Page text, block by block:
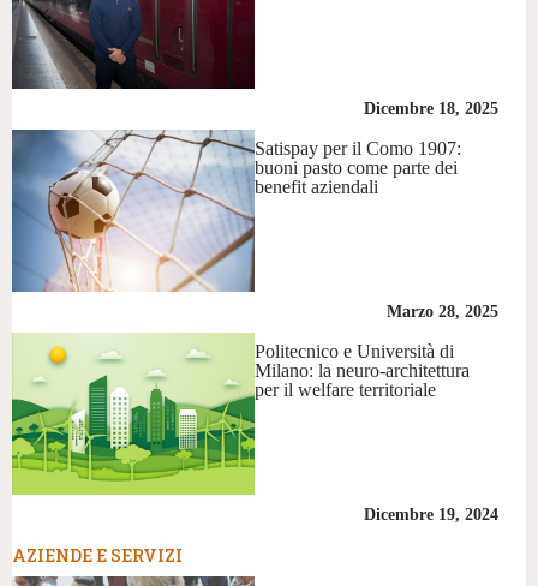
Dicembre 18, 2025
Satispay per il Como 1907:
buoni pasto come parte dei
benefit aziendali
Marzo 28, 2025
Politecnico e Università di
Milano: la neuro-architettura
per il welfare territoriale
Dicembre 19, 2024
AZIENDE E SERVIZI